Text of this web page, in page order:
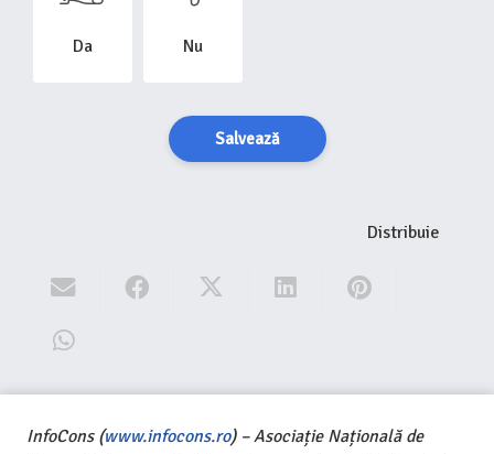
Da Nu
Salvează
Distribuie
InfoCons (www.infocons.ro) – Asociație Națională de